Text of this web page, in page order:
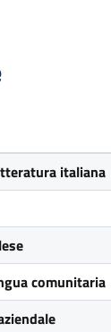
italiana
comunitaria